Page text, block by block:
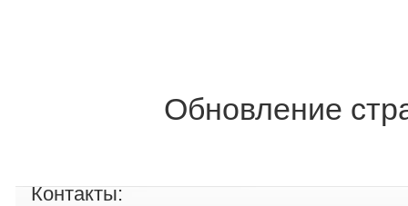
Обновление
Контакты: